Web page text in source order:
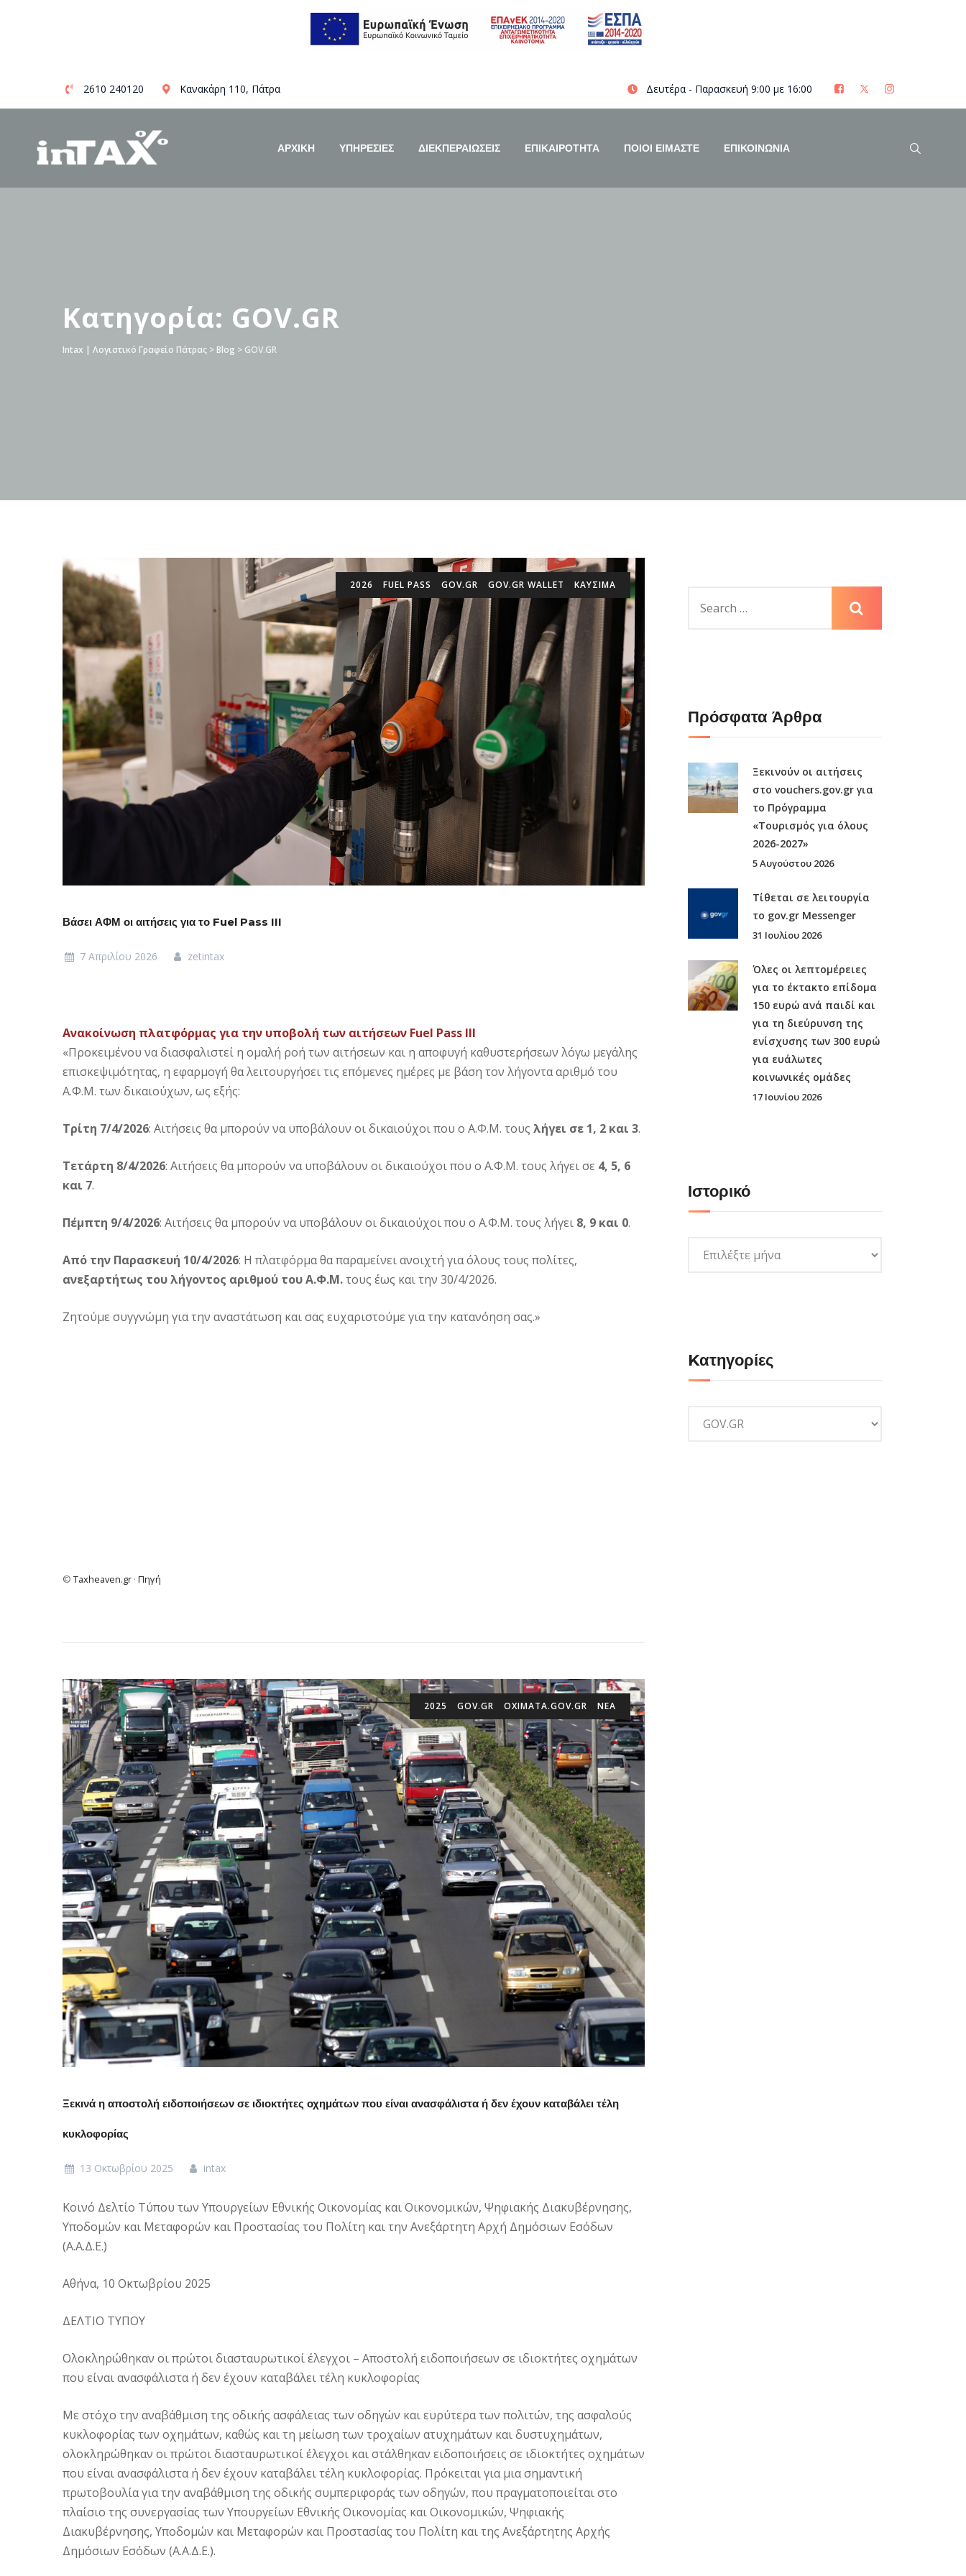
content
2610 240120 Κανακάρη 110, Πάτρα Δευτέρα - Παρασκευή 9:00 με 16:00
ΑΡΧΙΚΗ ΥΠΗΡΕΣΙΕΣ ΔΙΕΚΠΕΡΑΙΩΣΕΙΣ ΕΠΙΚΑΙΡΟΤΗΤΑ ΠΟΙΟΊ ΕΊΜΑΣΤΕ ΕΠΙΚΟΙΝΩΝΙΑ
Κατηγορία: GOV.GR
Intax | Λογιστικό Γραφείο Πάτρας > Blog > GOV.GR
2026 FUEL PASS GOV.GR GOV.GR WALLET ΚΑΎΣΙΜΑ
Βάσει ΑΦΜ οι αιτήσεις για το Fuel Pass III
7 Απριλίου 2026 zetintax
Ανακοίνωση πλατφόρμας για την υποβολή των αιτήσεων Fuel Pass III
«Προκειμένου να διασφαλιστεί η ομαλή ροή των αιτήσεων και η αποφυγή καθυστερήσεων λόγω μεγάλης
επισκεψιμότητας, η εφαρμογή θα λειτουργήσει τις επόμενες ημέρες με βάση τον λήγοντα αριθμό του
Α.Φ.Μ. των δικαιούχων, ως εξής:
Τρίτη 7/4/2026: Αιτήσεις θα μπορούν να υποβάλουν οι δικαιούχοι που ο Α.Φ.Μ. τους λήγει σε 1, 2 και 3.
Τετάρτη 8/4/2026: Αιτήσεις θα μπορούν να υποβάλουν οι δικαιούχοι που ο Α.Φ.Μ. τους λήγει σε 4, 5, 6
και 7.
Πέμπτη 9/4/2026: Αιτήσεις θα μπορούν να υποβάλουν οι δικαιούχοι που ο Α.Φ.Μ. τους λήγει 8, 9 και 0.
Από την Παρασκευή 10/4/2026: Η πλατφόρμα θα παραμείνει ανοιχτή για όλους τους πολίτες,
ανεξαρτήτως του λήγοντος αριθμού του Α.Φ.Μ.τους έως και την 30/4/2026.
Ζητούμε συγγνώμη για την αναστάτωση και σας ευχαριστούμε για την κατανόηση σας.»
© Taxheaven.gr · Πηγή
2025 GOV.GR OXIMATA.GOV.GR ΝΕΑ
Ξεκινά η αποστολή ειδοποιήσεων σε ιδιοκτήτες οχημάτων που είναι ανασφάλιστα ή δεν έχουν καταβάλει τέλη
κυκλοφορίας
13 Οκτωβρίου 2025 intax
Κοινό Δελτίο Τύπου των Υπουργείων Εθνικής Οικονομίας και Οικονομικών, Ψηφιακής Διακυβέρνησης,
Υποδομών και Μεταφορών και Προστασίας του Πολίτη και την Ανεξάρτητη Αρχή Δημόσιων Εσόδων
(Α.Α.Δ.Ε.)
Αθήνα, 10 Οκτωβρίου 2025
ΔΕΛΤΙΟ ΤΥΠΟΥ
Ολοκληρώθηκαν οι πρώτοι διασταυρωτικοί έλεγχοι – Αποστολή ειδοποιήσεων σε ιδιοκτήτες οχημάτων
που είναι ανασφάλιστα ή δεν έχουν καταβάλει τέλη κυκλοφορίας
Με στόχο την αναβάθμιση της οδικής ασφάλειας των οδηγών και ευρύτερα των πολιτών, της ασφαλούς
κυκλοφορίας των οχημάτων, καθώς και τη μείωση των τροχαίων ατυχημάτων και δυστυχημάτων,
ολοκληρώθηκαν οι πρώτοι διασταυρωτικοί έλεγχοι και στάλθηκαν ειδοποιήσεις σε ιδιοκτήτες οχημάτων
που είναι ανασφάλιστα ή δεν έχουν καταβάλει τέλη κυκλοφορίας. Πρόκειται για μια σημαντική
πρωτοβουλία για την αναβάθμιση της οδικής συμπεριφοράς των οδηγών, που πραγματοποιείται στο
πλαίσιο της συνεργασίας των Υπουργείων Εθνικής Οικονομίας και Οικονομικών, Ψηφιακής
Διακυβέρνησης, Υποδομών και Μεταφορών και Προστασίας του Πολίτη και της Ανεξάρτητης Αρχής
Δημόσιων Εσόδων (Α.Α.Δ.Ε.).
Πρόσφατα Άρθρα
Ξεκινούν οι αιτήσεις
στο vouchers.gov.gr για
το Πρόγραμμα
«Τουρισμός για όλους
2026-2027»
5 Αυγούστου 2026
Τίθεται σε λειτουργία
το gov.gr Μessenger
31 Ιουλίου 2026
Όλες οι λεπτομέρειες
για το έκτακτο επίδομα
150 ευρώ ανά παιδί και
για τη διεύρυνση της
ενίσχυσης των 300 ευρώ
για ευάλωτες
κοινωνικές ομάδες
17 Ιουνίου 2026
Ιστορικό
Kατηγορίες